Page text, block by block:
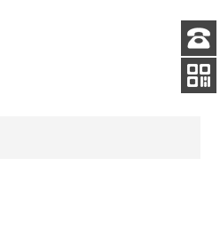
客服
电话